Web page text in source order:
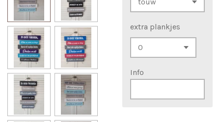
extra plankjes
Info